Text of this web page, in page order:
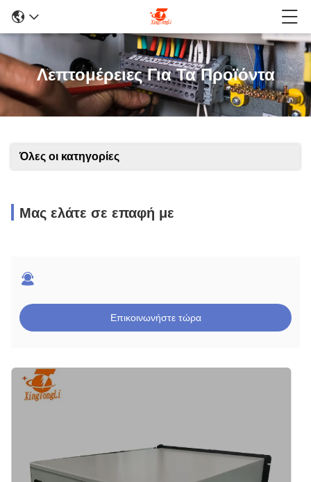
Λεπτομέρειες Για Τα Προϊόντα
Όλες οι κατηγορίες
Μας ελάτε σε επαφή με
Επικοινωνήστε τώρα